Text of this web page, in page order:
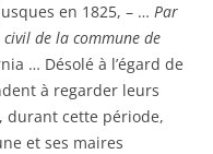
en 1825, – … Par
de la commune de
… Désolé à l’égard de
à regarder leurs
durant cette période,
et ses maires